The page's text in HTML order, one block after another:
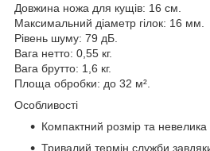
Довжина ножа для кущів: 16 см.
Максимальний діаметр гілок: 16 мм.
Рівень шуму: 79 дБ.
Вага нетто: 0,55 кг.
Вага брутто: 1,6 кг.
Площа обробки: до 32 м².
Особливості
Компактний розмір та невелика
Тривалий термін служби